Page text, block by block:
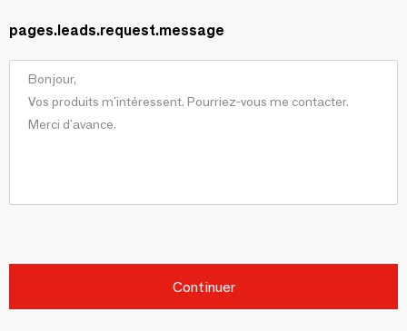
pages.leads.request.message
Continuer